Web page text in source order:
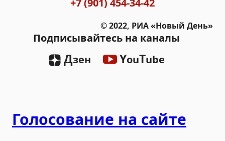
© 2022, РИА «Новый День»
Подписывайтесь на каналы
Дзен YouTube
Голосование на сайте